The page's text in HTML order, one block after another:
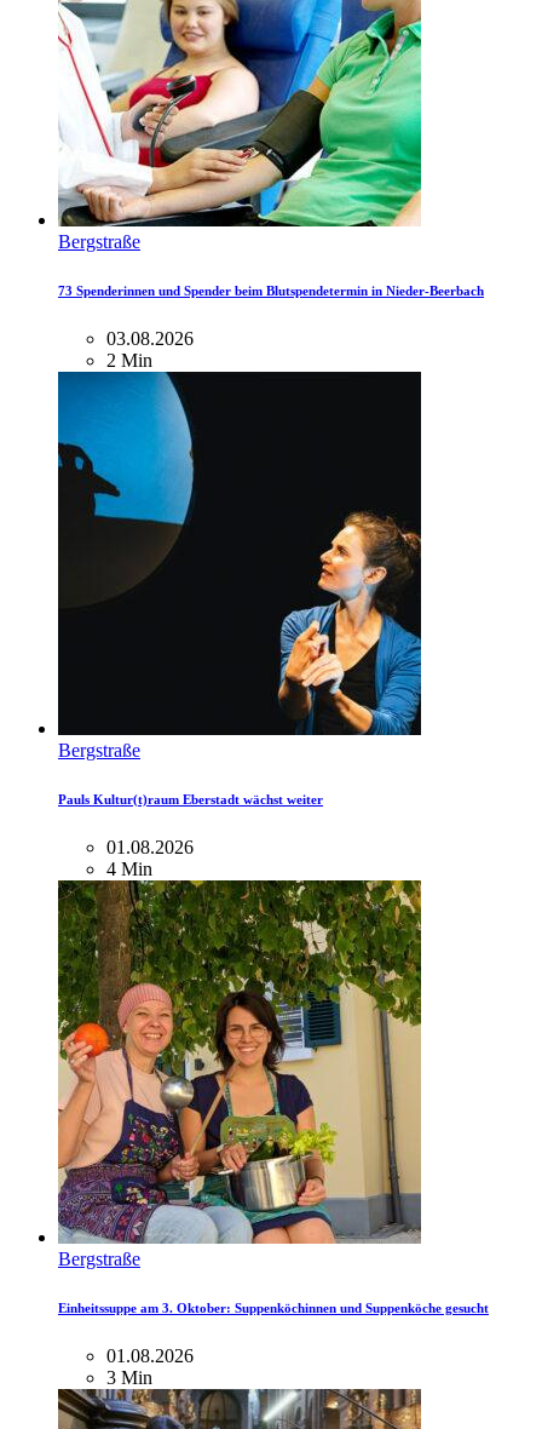
Bergstraße
73 Spenderinnen und Spender beim Blutspendetermin in Nieder-Beerbach
03.08.2026
2 Min
Bergstraße
Pauls Kultur(t)raum Eberstadt wächst weiter
01.08.2026
4 Min
Bergstraße
Einheitssuppe am 3. Oktober: Suppenköchinnen und Suppenköche gesucht
01.08.2026
3 Min